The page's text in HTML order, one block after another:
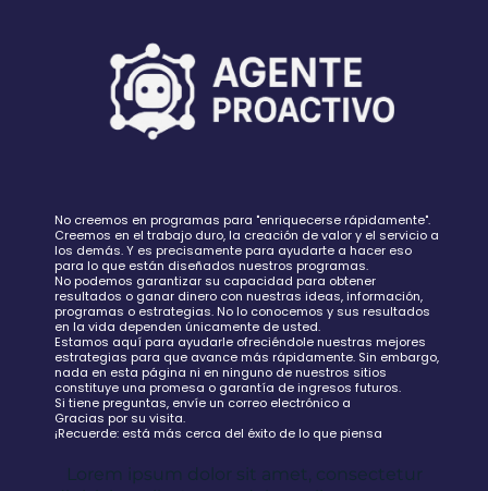
No creemos en programas para "enriquecerse rápidamente".
Creemos en el trabajo duro, la creación de valor y el servicio a
los demás. Y es precisamente para ayudarte a hacer eso
para lo que están diseñados nuestros programas.
No podemos garantizar su capacidad para obtener
resultados o ganar dinero con nuestras ideas, información,
programas o estrategias. No lo conocemos y sus resultados
en la vida dependen únicamente de usted.
Estamos aquí para ayudarle ofreciéndole nuestras mejores
estrategias para que avance más rápidamente. Sin embargo,
nada en esta página ni en ninguno de nuestros sitios
constituye una promesa o garantía de ingresos futuros.
Si tiene preguntas, envíe un correo electrónico a
Gracias por su visita.
¡Recuerde: está más cerca del éxito de lo que piensa
Lorem ipsum dolor sit amet, consectetur